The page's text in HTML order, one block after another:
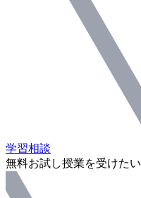
学習相談
無料お試し授業を受けたい